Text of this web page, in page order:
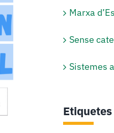
Marxa
Sense
Sistemes
Etiquetes